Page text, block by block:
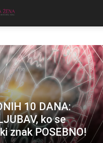
10 DANA:
ko se
znak POSEBNO!